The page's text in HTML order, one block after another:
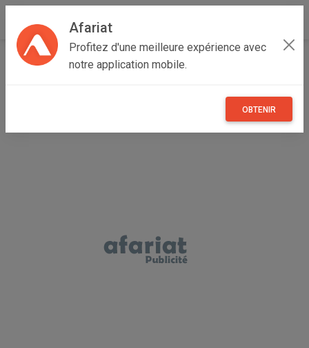
Afariat
Profitez d'une meilleure expérience avec
notre application mobile.
OBTENIR
Accueil Autres Oasis - Sahara